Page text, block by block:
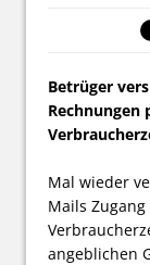
Betrüger
Rechnungen
Mal wieder
Mails
angeblichen